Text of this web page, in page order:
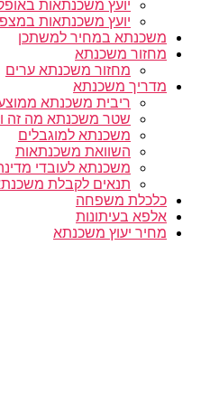
יועץ משכנתאות
יועץ משכנתאות
משכנתא במחיר למשתכן
מחזור משכנתא
מחזור משכנתא ערים
מדריך משכנתא
ריבית משכנתא
שטר משכנתא מה זה
משכנתא למוגבלים
השוואת משכנתאות
משכנתא לעובדי
תנאים לקבלת
כלכלת משפחה
אלפא בעיתונות
מחיר יעוץ משכנתא